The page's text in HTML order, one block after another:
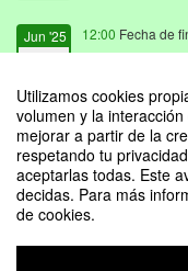
Utilizamos cookies
volumen y la
mejorar a partir de la
respetando tu
aceptarlas todas. Este
decidas. Para más
de cookies.
Jun '25 12:00 Fecha de
Taller: Entendiendo la